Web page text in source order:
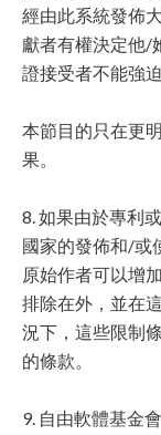
經由此系統發佈
獻者有權決定他/
證接受者不能強
本節目的只在更
果。
8. 如果由於專利
國家的發佈和/或
原始作者可以增
排除在外，並在
況下，這些限制
的條款。
9. 自由軟體基金